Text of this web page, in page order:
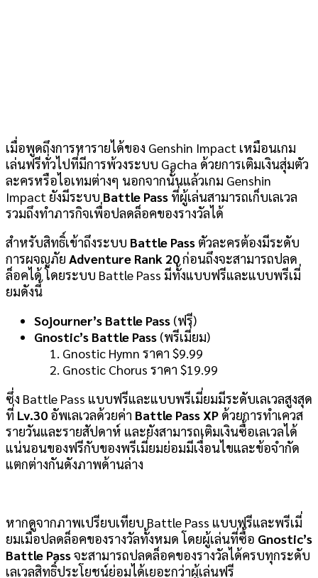
เมื่อพูดถึงการหารายได้ของ Genshin Impact เหมือนเกม
เล่นฟรีทั่วไปที่มีการพ้วงระบบ Gacha ด้วยการเติมเงินสุ่มตัว
ละครหรือไอเทมต่างๆ นอกจากนั้นแล้วเกม Genshin
Impact ยังมีระบบ Battle Pass ที่ผู้เล่นสามารถเก็บเลเวล
รวมถึงทำภารกิจเพื่อปลดล็อคของรางวัลได้
สำหรับสิทธิ์เข้าถึงระบบ Battle Pass ตัวละครต้องมีระดับ
การผจญภัย Adventure Rank 20ก่อนถึงจะสามารถปลด
ล็อคได้ โดยระบบ Battle Pass มีทั้งแบบฟรีและแบบพรีเมี่
ยมดังนี้
Sojourner’s Battle Pass (ฟรี)
Gnostic’s Battle Pass (พรีเมี่ยม)
Gnostic Hymn ราคา $9.99
Gnostic Chorus ราคา $19.99
ซึ่ง Battle Pass แบบฟรีและแบบพรีเมี่ยมมีระดับเลเวลสูงสุด
ที่ Lv.30 อัพเลเวลด้วยค่า Battle Pass XP ด้วยการทำเควส
รายวันและรายสัปดาห์ และยังสามารถเติมเงินซื้อเลเวลได้
แน่นอนของฟรีกับของพรีเมี่ยมย่อมมีเงื่อนไขและข้อจำกัด
แตกต่างกันดังภาพด้านล่าง
หากดูจากภาพเปรียบเทียบ Battle Pass แบบฟรีและพรีเมี่
ยมเมื่อปลดล็อคของรางวัลทั้งหมด โดยผู้เล่นที่ซื้อ Gnostic’s
Battle Passจะสามารถปลดล็อคของรางวัลได้ครบทุกระดับ
เลเวลสิทธิ์ประโยชน์ย่อมได้เยอะกว่าผู้เล่นฟรี